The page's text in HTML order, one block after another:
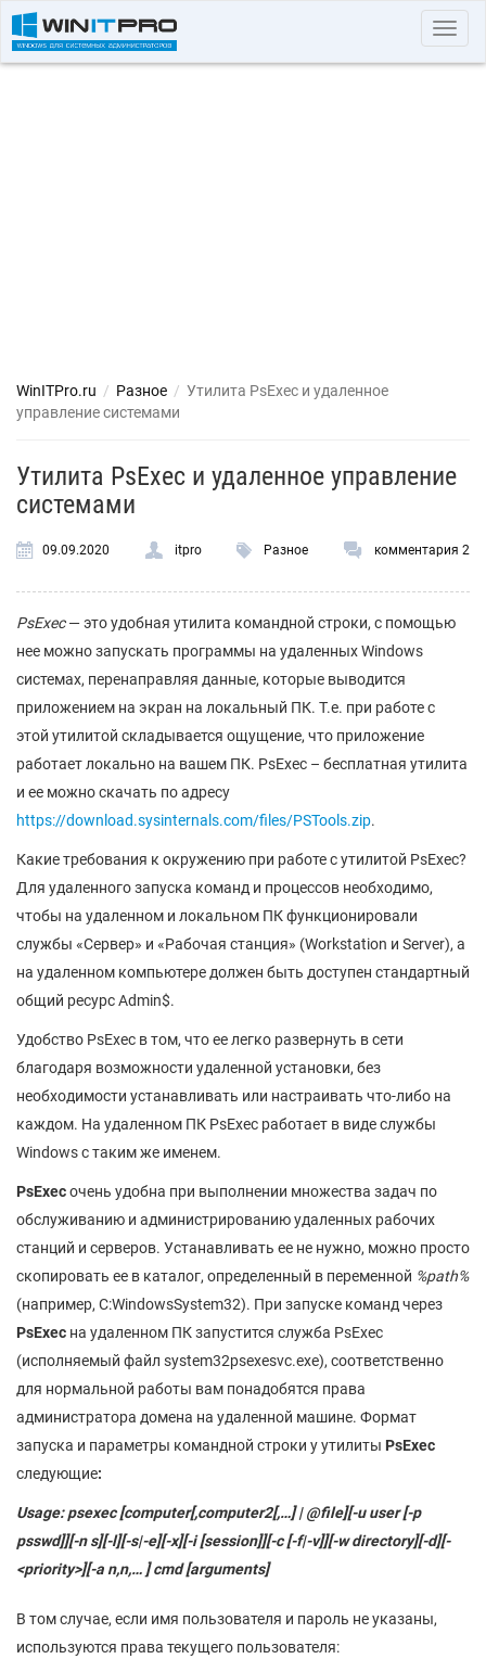
WinITPro.ru / Разное / Утилита PsExec и удаленное
управление системами
Утилита PsExec и удаленное управление
системами
09.09.2020 itpro Разное комментария 2
PsExec— это удобная утилита командной строки, с помощью
нее можно запускать программы на удаленных Windows
системах, перенаправляя данные, которые выводится
приложением на экран на локальный ПК. Т.е. при работе с
этой утилитой складывается ощущение, что приложение
работает локально на вашем ПК. PsExec – бесплатная утилита
и ее можно скачать по адресу
https://download.sysinternals.com/files/PSTools.zip.
Какие требования к окружению при работе с утилитой PsExec?
Для удаленного запуска команд и процессов необходимо,
чтобы на удаленном и локальном ПК функционировали
службы «Сервер» и «Рабочая станция» (Workstation и Server), а
на удаленном компьютере должен быть доступен стандартный
общий ресурс Admin$.
Удобство PsExec в том, что ее легко развернуть в сети
благодаря возможности удаленной установки, без
необходимости устанавливать или настраивать что-либо на
каждом. На удаленном ПК PsExec работает в виде службы
Windows с таким же именем.
PsExecочень удобна при выполнении множества задач по
обслуживанию и администрированию удаленных рабочих
станций и серверов. Устанавливать ее не нужно, можно просто
скопировать ее в каталог, определенный в переменной %path%
(например, C:WindowsSystem32). При запуске команд через
PsExec на удаленном ПК запустится служба PsExec
(исполняемый файл system32psexesvc.exe), соответственно
для нормальной работы вам понадобятся права
администратора домена на удаленной машине. Формат
запуска и параметры командной строки у утилиты PsExec
следующие:
Usage: psexec [computer[,computer2[,…] | @file][-u user [-p
psswd]][-n s][-l][-s|-e][-x][-i [session]][-c [-f|-v]][-w directory][-d][-
<priority>][-a n,n,… ] cmd [arguments]
В том случае, если имя пользователя и пароль не указаны,
используются права текущего пользователя: